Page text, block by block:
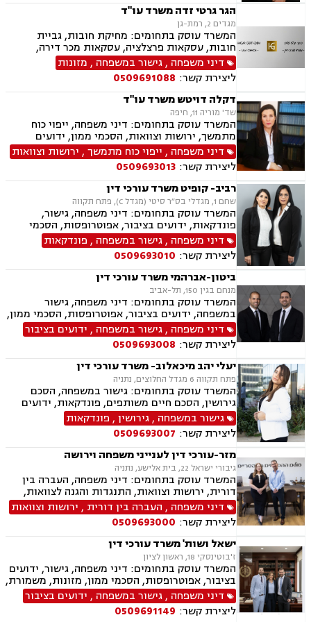
דיני עבודה
הגר גרטי זדה משרד עו"ד
מגדים 2, רמת-גן
המשרד עוסק בתחומים: מחיקת חובות, גביית
חובות, עסקאות פרצלציה, עסקאות מכר דירה,
הסכמי ממון, ייפוי כוח מתמשך, ירושות וצוואות,
אפוטרופסות, גישור במשפחה, גירושין, מקרקעין,
הוצאה לפועל, אימוץ, הורות חד מינית, מזונות,
משמורת, נישואים אזרחיים, חלוקת רכוש, תיאום
הורי, זמני שהות, אומנה, ניכור הורי, עסקאות מתנה,
ידועים בציבור, פינוי מושכר, צווארון לבן, הלבנת הון,
אלימות במשפחה, עבירות סמים, נפגעי עבירה
דיני משפחה ,גישור במשפחה , מזונות
ליצירת קשר: 0509691088
דקלה דויטש משרד עו"ד
שד' מוריה 11, חיפה
המשרד עוסק בתחומים: דיני משפחה, ייפוי כוח
מתמשך, ירושות וצוואות, הסכמי ממון, ידועים
בציבור, אפוטרופסות, חלוקת רכוש, מעמד אישי,
ניכור הורי, אבהות, מזונות, משמורת זמני שהות,
החזקת ילדים, גירושין, הורות חד מינית, נישואים
אזרחיים, עסקאות מתנה
דיני משפחה , ייפוי כוח מתמשך, ירושות וצוואות
ליצירת קשר: 0509693013
רביב- קופיט משרד עורכי דין
שחם 1, מגדלי בס״ר סיטי (מגדל C), פתח תקווה
המשרד עוסק בתחומים: דיני משפחה, גישור,
פונדקאות, ידועים בציבור, אפוטרופסות, הסכמי
ממון, אבהות, מזונות, משמורת, גירושין, הורות חד
מינית, נישואים חד אזרחיים, אימוץ, חלוקת רכוש,
מעמד אישי, תיאום הורי, חטיפת ילדים, זמני שהות,
אומנה, ניכור הורי, עסקאות מתנה.
דיני משפחה ,גישור במשפחה , פונדקאות
ליצירת קשר: 0509693010
ביטון-אברהמי משרד עורכי דין
מנחם בגין 150, תל-אביב
המשרד עוסק בתחומים: דיני משפחה, גישור
במשפחה, ידועים בציבור, אפוטרופסות, הסכמי ממון,
אבהות, מזונות, משמורת, גירושין, נישואים אזרחיים,
חלוקת רכוש, מעמד אישי, תיאום הורי, זמני שהות,
ניכור הורי, עסקאות מתנה.
דיני משפחה ,גישור במשפחה , ידועים בציבור
ליצירת קשר: 0509693008
יעלי יהב מיכאלוב- משרד עורכי דין
פתח תקווה 6 מגדל החלוצים, נתניה
המשרד עוסק בתחומים: גישור במשפחה, הסכם
גירושין, הסכם חיים משותפים, פונדקאות, ידועים
בציבור, אפוטרופסות, הסכמי ממון, אבהות, מזונות,
זמני שהות, גירושין, הורות חד מינית, נישואים
אזרחיים, חוק הנוער, אימוץ , חלוקת רכוש, מעמד
אישי, תיאום הורי, חטיפת ילדים, זמני שהות (החזקת
ילדים), אומנה, ניכור הורי, עסקאות מתנה, הוצאה
לפועל, חדלות פירעון, ייפוי כוח מתמשך, מסמך
הבעת רצון, צוואות וירושה.
גישור במשפחה ,גירושין, פונדקאות
ליצירת קשר: 0509693007
מזר-עורכי דין לענייני משפחה וירושה
גיבורי ישראל 22, בית אלישע, נתניה
המשרד עוסק בתחומים: דיני משפחה, העברה בין
דורית, ירושות וצוואות, התנגדות והגנה לצוואות,
ייפוי כוח מתמשך, הסכמי ממון, גישור במשפחה,
ידועים בציבור, אפוטרופסות, אבהות, מזונות,
משמורת, גירושין, הורות חד מינית, חוק הנוער,
חלוקת רכוש, זמני שהות, ניכור הורי, גישור
ובוררויות.
דיני משפחה , העברה בין דורית , ירושות וצוואות
ליצירת קשר: 0509693000
ישאל ושות' משרד עורכי דין
ז'בוטינסקי 18, ראשון לציון
המשרד עוסק בתחומים: דיני משפחה, גישור, ידועים
בציבור, אפוטרופסות, הסכמי ממון, מזונות, משמורת,
גירושין, טוען רבני, חלוקת רכוש, מעמד אישי, זמני
שהות, אומנה, ניכור הורי, מקרקעין ונדל"ן, ליקויי
בניה, עסקאות מכר דירה, דיני חברות, מסחרי אזרחי,
דיני משפחה ,גישור במשפחה , ידועים בציבור
ליצירת קשר: 0509691149